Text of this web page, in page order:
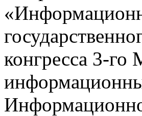
конгресса 3-